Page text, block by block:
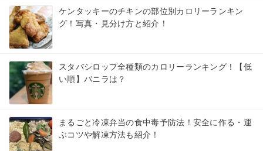
ケンタッキーのチキンの部位別カロリーランキン
グ！写真・見分け方と紹介！
スタバシロップ全種類のカロリーランキング！【低
い順】バニラは？
まるごと冷凍弁当の食中毒予防法！安全に作る・運
ぶコツや解凍方法も紹介！